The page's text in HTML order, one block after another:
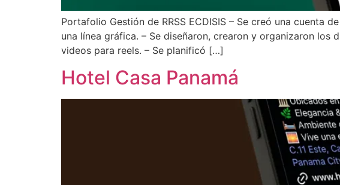
Portafolio Gestión de RRSS ECDISIS – Se creó una cuenta
una línea gráfica. – Se diseñaron, crearon y organizaron
videos para reels. – Se planificó […]
Hotel Casa Panamá